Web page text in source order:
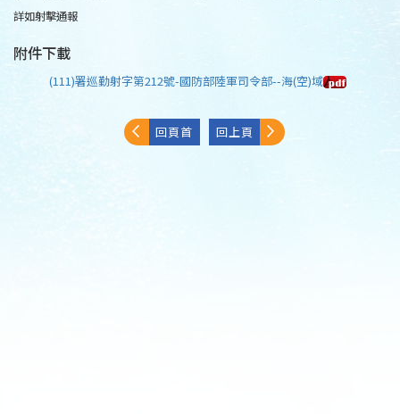
詳如射擊通報
附件下載
(111)署巡勤射字第212號-國防部陸軍司令部--海(空)域
回頁首 回上頁